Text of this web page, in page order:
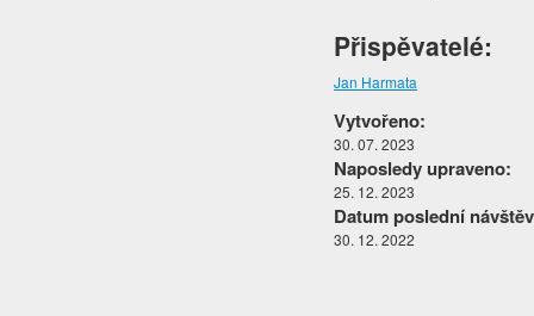
Přispěvatelé:
Jan Harmata
Vytvořeno:
30. 07. 2023
Naposledy upraveno:
25. 12. 2023
Datum poslední
30. 12. 2022